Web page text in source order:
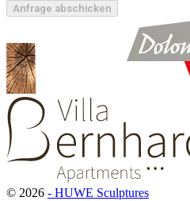
Anfrage abschicken
© 2026 - HUWE Sculptures